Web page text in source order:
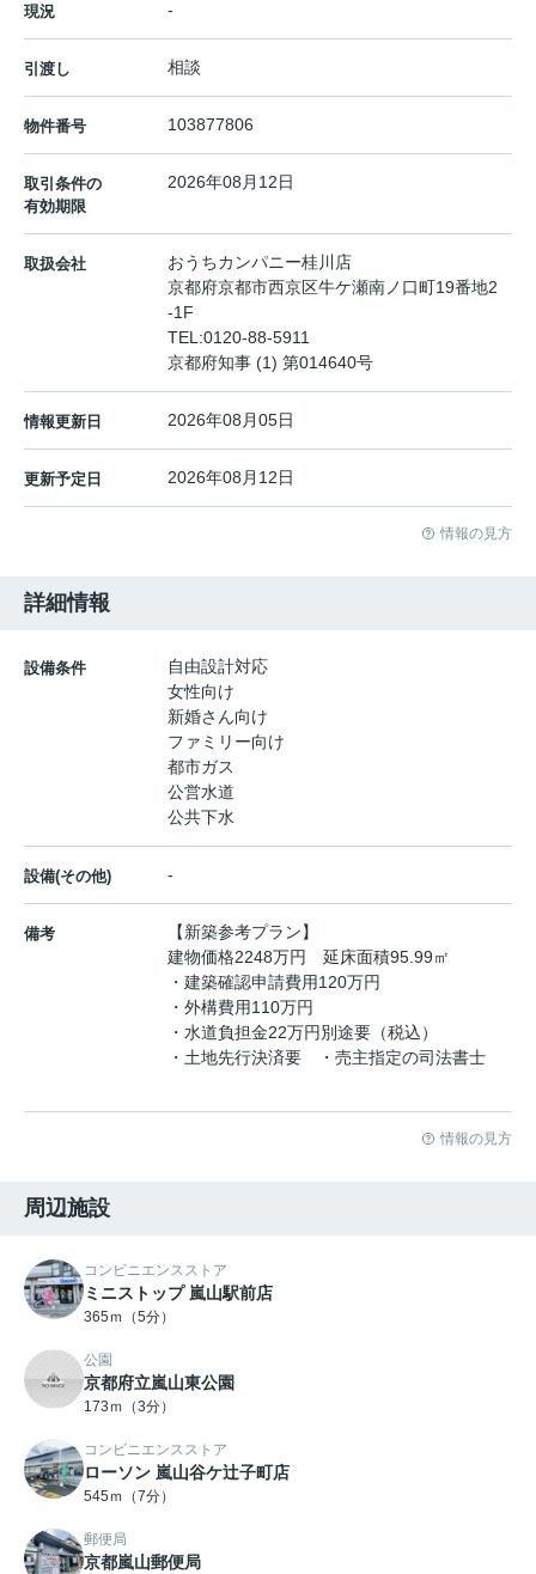
現況 -
引渡し 相談
物件番号 103877806
取引条件の
有効期限
2026年08月12日
取扱会社
おうちカンパニー桂川店
京都府京都市西京区牛ケ瀬南ノ口町19番地2
-1F
TEL:0120-88-5911
京都府知事 (1) 第014640号
情報更新日 2026年08月05日
更新予定日 2026年08月12日
情報の見方
詳細情報
設備条件
自由設計対応
女性向け
新婚さん向け
ファミリー向け
都市ガス
公営水道
公共下水
設備(その他) -
備考
【新築参考プラン】
建物価格2248万円 延床面積95.99㎡
・建築確認申請費用120万円
・外構費用110万円
・水道負担金22万円別途要（税込）
・土地先行決済要 ・売主指定の司法書士
情報の見方
周辺施設
コンビニエンスストア
ミニストップ 嵐山駅前店
365ｍ（5分）
公園
京都府立嵐山東公園
173ｍ（3分）
コンビニエンスストア
ローソン 嵐山谷ケ辻子町店
545ｍ（7分）
郵便局
京都嵐山郵便局